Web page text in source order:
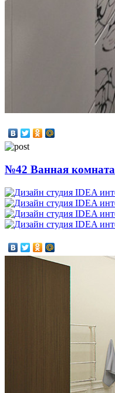
№42 Ванная комната